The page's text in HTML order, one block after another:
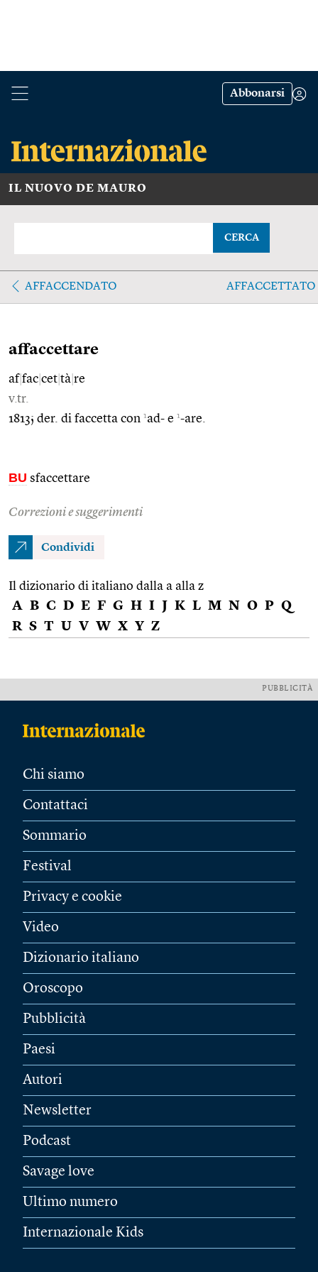
Abbonarsi
IL NUOVO DE MAURO
CERCA
AFFACCENDATO AFFACCETTATO
affaccettare
af|fac cet tà re
v.tr.
1813; der. di faccetta con 1ad- e 1-are.
BU sfaccettare
Correzioni e suggerimenti
Condividi
Il dizionario di italiano dalla a alla z
A B C D E F G H I J K L M N O P Q
R S T U V W X Y Z
PUBBLICITÀ
Chi siamo
Contattaci
Sommario
Festival
Privacy e cookie
Video
Dizionario italiano
Oroscopo
Pubblicità
Paesi
Autori
Newsletter
Podcast
Savage love
Ultimo numero
Internazionale Kids